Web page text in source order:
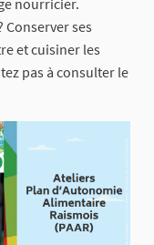
nourricier.
ses
et cuisiner les
pas à consulter le